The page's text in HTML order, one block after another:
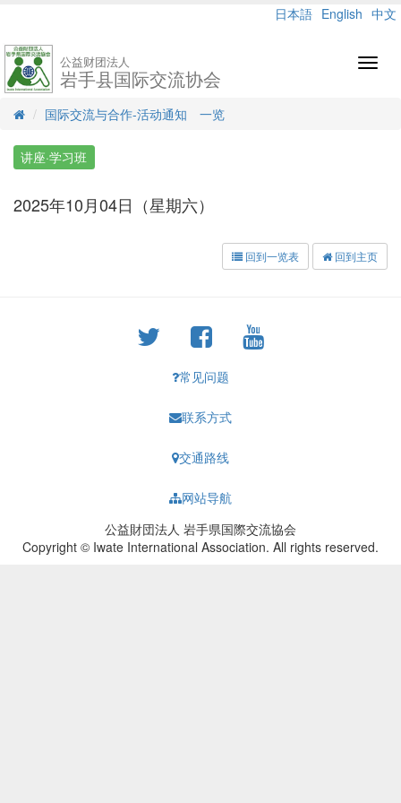
日本語 English 中文
公益财团法人
岩手县国际交流协会
国际交流与合作-活动通知 一览
讲座·学习班
2025年10月04日（星期六）
回到一览表 回到主页
常见问题
联系方式
交通路线
网站导航
公益財団法人 岩手県国際交流協会
Copyright © Iwate International Association. All rights reserved.